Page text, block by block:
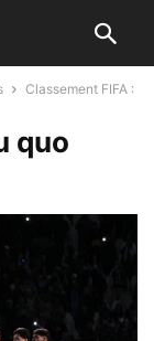
Classement FIFA :
quo